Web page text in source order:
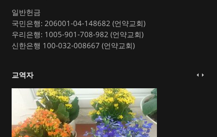
일반헌금
국민은행: 206001-04-148682 (언약교회)
우리은행: 1005-901-708-982 (언약교회)
신한은행 100-032-008667 (언약교회)
교역자